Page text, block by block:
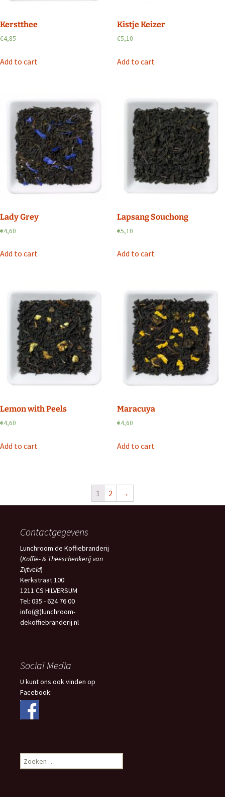
Kerstthee
€4,85
Add to cart
Kistje Keizer
€5,10
Add to cart
Lady Grey
€4,60
Add to cart
Lapsang Souchong
€5,10
Add to cart
Lemon with Peels
€4,60
Add to cart
Maracuya
€4,60
Add to cart
1 2 →
Contactgegevens
Lunchroom de Koffiebranderij
(Koffie- & Theeschenkerij van
Zijtveld)
Kerkstraat 100
1211 CS HILVERSUM
Tel: 035 - 624 76 00
info(@)lunchroom-
dekoffiebranderij.nl
Social Media
U kunt ons ook vinden op
Facebook:
Zoeken
naar: